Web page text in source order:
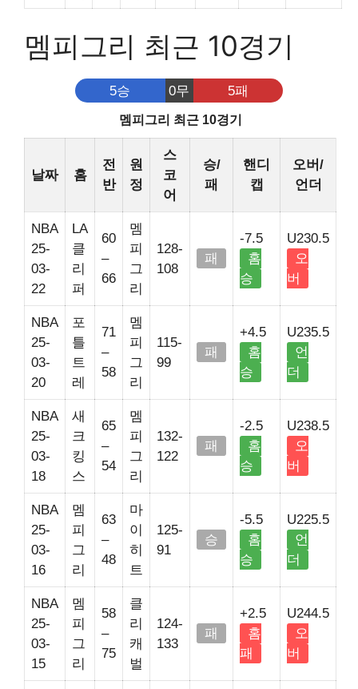
멤피그리 최근 10경기
5승 0무 5패
멤피그리 최근 10경기
날짜 홈
전
반
원
정
스
코
어
승/
패
핸디
캡
오버/
언더
NBA
25-
03-
22
LA
클
리
퍼
60
–
66
멤
피
그
리
128-
108
패
-7.5
홈
승
U230.5
오
버
NBA
25-
03-
20
포
틀
트
레
71
–
58
멤
피
그
리
115-
99
패
+4.5
홈
승
U235.5
언
더
NBA
25-
03-
18
새
크
킹
스
65
–
54
멤
피
그
리
132-
122
패
-2.5
홈
승
U238.5
오
버
NBA
25-
03-
16
멤
피
그
리
63
–
48
마
이
히
트
125-
91
승
-5.5
홈
승
U225.5
언
더
NBA
25-
03-
15
멤
피
그
리
58
–
75
클
리
캐
벌
124-
133
패
+2.5
홈
패
U244.5
오
버